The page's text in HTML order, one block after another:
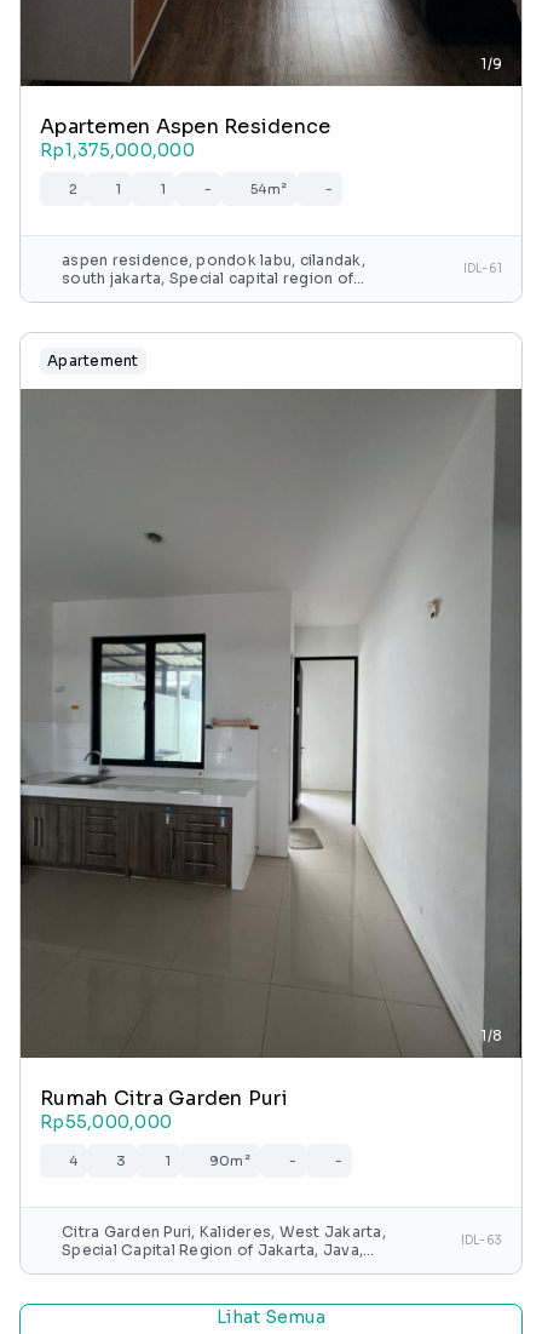
1/9
Apartemen Aspen Residence
Rp1,375,000,000
2 1 1 - 54m² -
aspen residence, pondok labu, cilandak,
south jakarta, Special capital region of
IDL-61
Apartement
1/8
Rumah Citra Garden Puri
Rp55,000,000
4 3 1 90m² - -
Citra Garden Puri, Kalideres, West Jakarta,
Special Capital Region of Jakarta, Java,
IDL-63
Lihat Semua